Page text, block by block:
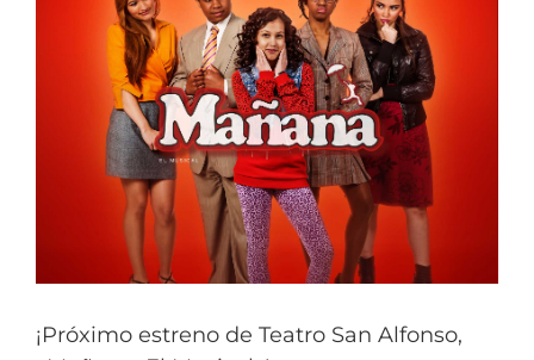
¡Próximo estreno de Teatro San Alfonso,